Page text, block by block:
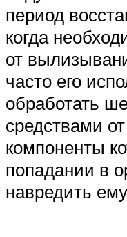
период
когда
от
часто его
обработать
средствами
компоненты
попадании в
навредить